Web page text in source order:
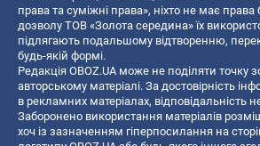
права та суміжні права», ніхто не має
дозволу ТОВ «Золота середина» їх
підлягають подальшому відтворенню,
будь-якій формі.
Редакція OBOZ.UA може не поділяти точку
авторському матеріалі. За достовірність
в рекламних матеріалах, відповідальність
Заборонено використання матеріалів
хоч із зазначенням гіперпосилання на